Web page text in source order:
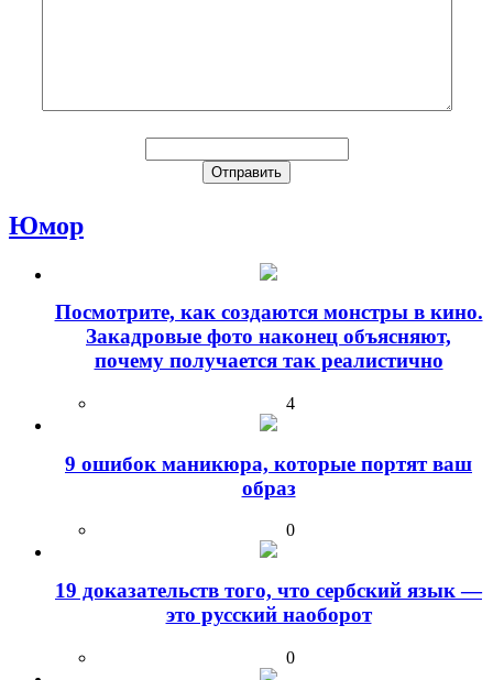
Юмор
Посмотрите, как создаются монстры в кино.
Закадровые фото наконец объясняют,
почему получается так реалистично
4
9 ошибок маникюра, которые портят ваш
образ
0
19 доказательств того, что сербский язык —
это русский наоборот
0